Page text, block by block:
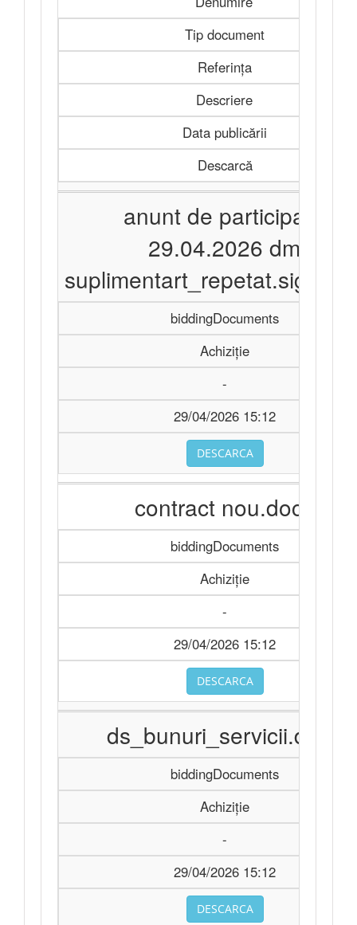
Tip document
Referința
Descriere
Data publicării
Descarcă
anunt de participare
29.04.2026 dm
biddingDocuments
Achiziție
-
29/04/2026 15:12
DESCARCA
contract nou.docx
biddingDocuments
Achiziție
-
29/04/2026 15:12
DESCARCA
ds_bunuri_servicii.docx
biddingDocuments
Achiziție
-
29/04/2026 15:12
DESCARCA